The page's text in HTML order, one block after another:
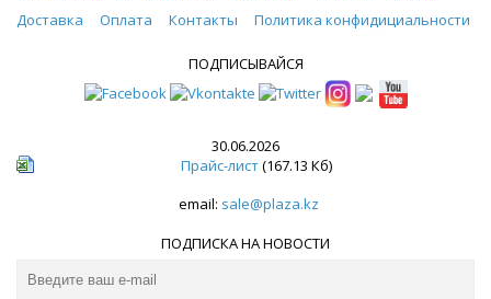
Доставка
Оплата Контакты Политика конфидициальности
ПОДПИСЫВАЙСЯ
30.06.2026
Прайс-лист(167.13 Кб)
email: sale@plaza.kz
ПОДПИСКА НА НОВОСТИ